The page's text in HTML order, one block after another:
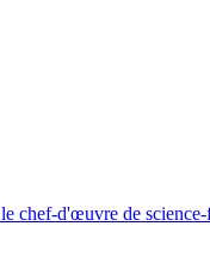
chef-d'œuvre de